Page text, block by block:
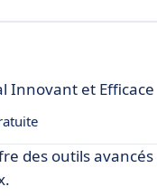
Innovant et Efficace
des outils